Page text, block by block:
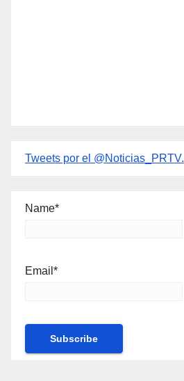
Tweets por el @Noticias_PRTV.
Name*
Email*